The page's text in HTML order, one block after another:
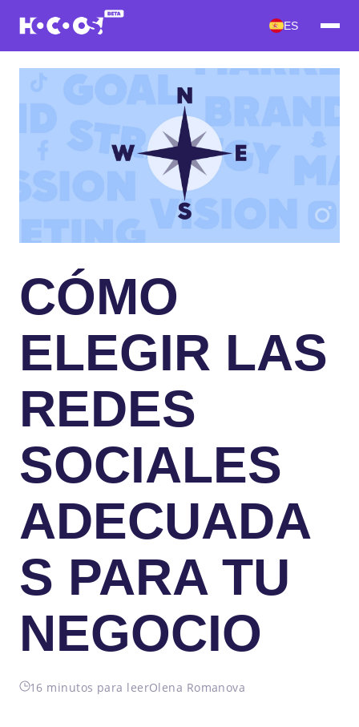
ES
CÓMO
ELEGIR LAS
REDES
SOCIALES
ADECUADA
S PARA TU
NEGOCIO
16 minutos para leerOlena Romanova